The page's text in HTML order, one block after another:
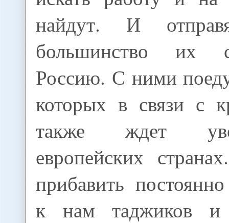
найдут. И
большинство их
Россию. С ними
которых в связи с
также ждет
европейских
прибавить
к нам таджиков и